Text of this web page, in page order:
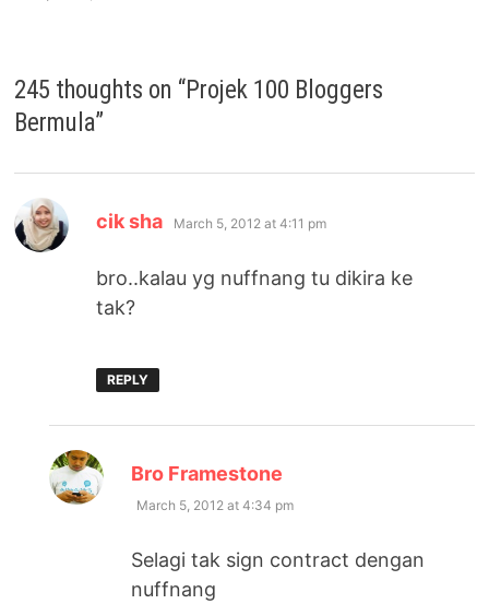
245 thoughts on “Projek 100 Bloggers
Bermula”
cik sha says:
March 5, 2012 at 4:11 pm
bro..kalau yg nuffnang tu dikira ke
tak?
REPLY
Bro Framestone
March 5, 2012 at 4:34 pm
Selagi tak sign contract dengan
nuffnang